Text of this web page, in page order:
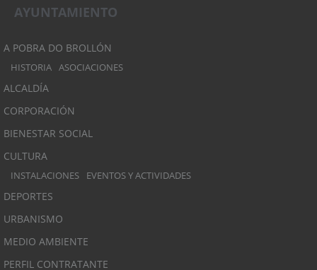
AYUNTAMIENTO
A POBRA DO BROLLÓN
HISTORIA ASOCIACIONES
ALCALDÍA
CORPORACIÓN
BIENESTAR SOCIAL
CULTURA
INSTALACIONES EVENTOS Y ACTIVIDADES
DEPORTES
URBANISMO
MEDIO AMBIENTE
PERFIL CONTRATANTE